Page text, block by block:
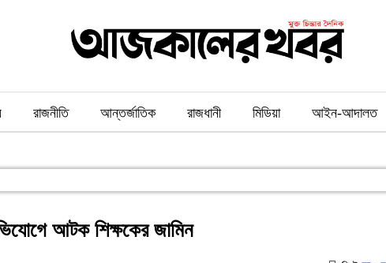
রাজনীতি আন্তর্জাতিক রাজধানী মিডিয়া আইন-আদালত
আটক শিক্ষকের জামিন